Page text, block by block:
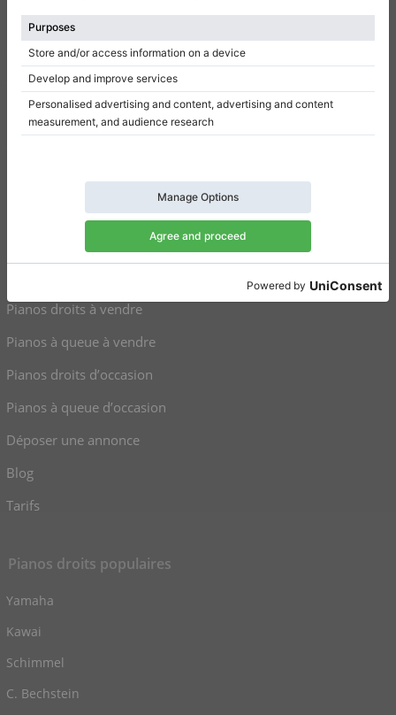
FAQ
Contact
Qui sommes-nous
Donner un avis
Politique de confidentialité
Paramètres de consentement
Pianos droits à vendre
Pianos à queue à vendre
Pianos droits d’occasion
Pianos à queue d’occasion
Déposer une annonce
Blog
Tarifs
Pianos droits populaires
Yamaha
Kawai
Schimmel
C. Bechstein